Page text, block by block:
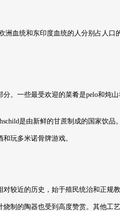
洲血统和东印度血统的人分别占人口
分。一些最受欢迎的菜肴是pelo和炖山
是由新鲜的甘蔗制成的国家饮品。
玩多米诺骨牌游戏。
较近的历史，始于殖民统治和正规
制的陶器也受到高度赞赏。其他